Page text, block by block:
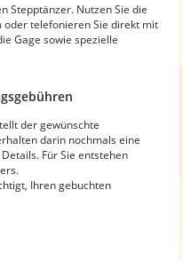
Stepptänzer. Nutzen Sie die
telefonieren Sie direkt mit
Gage sowie spezielle
der gewünschte
darin nochmals eine
Für Sie entstehen
Ihren gebuchten